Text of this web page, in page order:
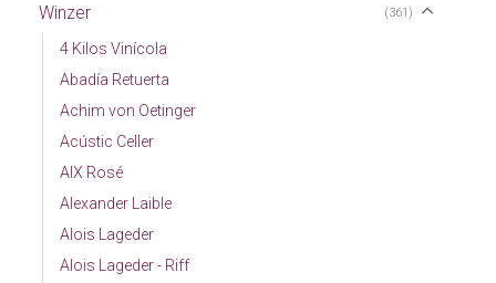
Winzer (361)
4 Kilos Vinícola
Abadía Retuerta
Achim von Oetinger
Acústic Celler
AIX Rosé
Alexander Laible
Alois Lageder
Alois Lageder - Riff